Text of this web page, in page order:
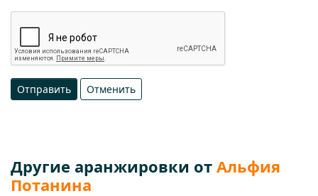
Отправить Отменить
Другие аранжировки от Альфия
Потанина